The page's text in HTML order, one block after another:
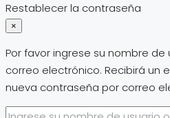
Restablecer la contraseña
×
Por favor ingrese su nombre
correo electrónico. Recibirá un
nueva contraseña por correo